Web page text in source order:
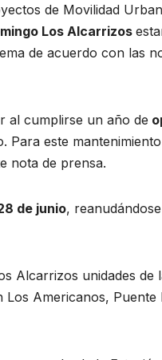
de Movilidad
Los Alcarrizos
de acuerdo con las
al cumplirse un año de
este
nota de prensa.
de junio,
Alcarrizos unidades de
Americanos, Puente